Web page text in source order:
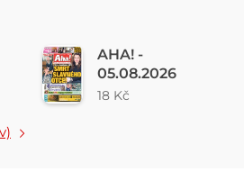
AHA! -
05.08.2026
18 Kč